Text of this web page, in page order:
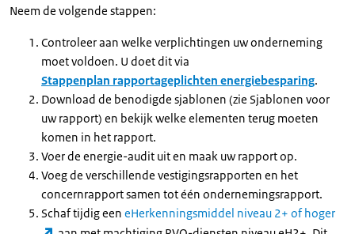
Neem de volgende stappen:
Controleer aan welke verplichtingen uw onderneming
moet voldoen. U doet dit via
Stappenplan rapportageplichten energiebesparing.
Download de benodigde sjablonen (zie Sjablonen voor
uw rapport) en bekijk welke elementen terug moeten
komen in het rapport.
Voer de energie-audit uit en maak uw rapport op.
Voeg de verschillende vestigingsrapporten en het
concernrapport samen tot één ondernemingsrapport.
Schaf tijdig een eHerkenningsmiddel niveau 2+ of hoger